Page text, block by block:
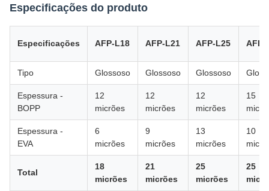
Especificações do produto
Especificações AFP-L18 AFP-L21 AFP-L25 AFP-
Tipo Glossoso Glossoso Glossoso
Espessura -
BOPP
12
micrões
12
micrões
12
micrões
15
Espessura -
EVA
6
micrões
9
micrões
13
micrões
10
Total
18
micrões
21
micrões
25
micrões
25